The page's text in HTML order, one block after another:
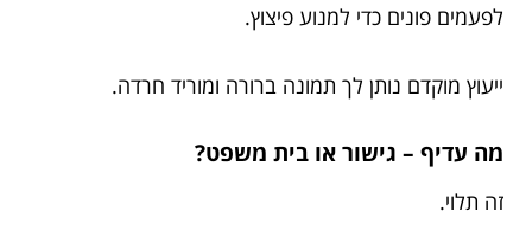
לפעמים פונים כדי למנוע פיצוץ.
ייעוץ מוקדם נותן לך תמונה ברורה ומוריד חרדה.
מה עדיף – גישור או בית משפט?
זה תלוי.